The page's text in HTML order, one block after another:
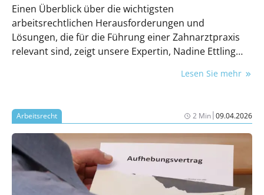
Einen Überblick über die wichtigsten
arbeitsrechtlichen Herausforderungen und
Lösungen, die für die Führung einer Zahnarztpraxis
relevant sind, zeigt unsere Expertin, Nadine Ettling
Lesen Sie mehr
Arbeitsrecht 2 Min|09.04.2026